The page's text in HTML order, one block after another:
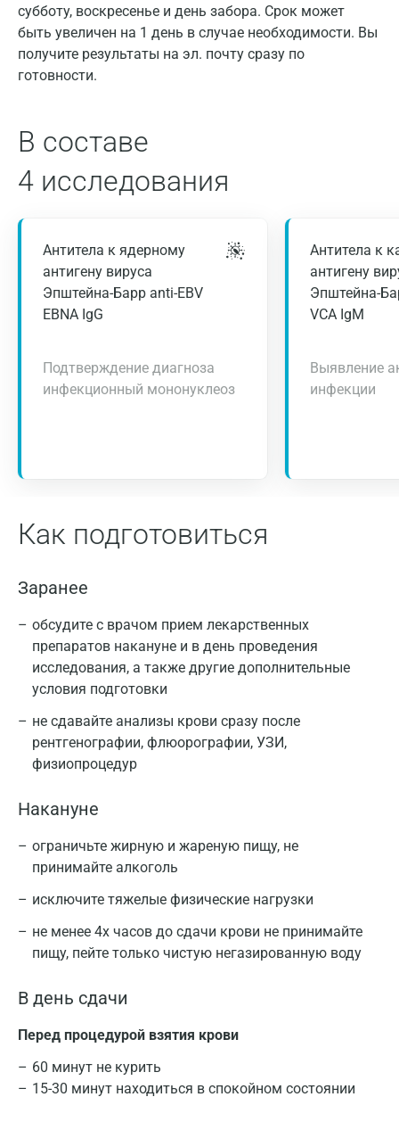
субботу, воскресенье и день забора. Срок может
быть увеличен на 1 день в случае необходимости. Вы
получите результаты на эл. почту сразу по
готовности.
В составе
4 исследования
Антитела к ядерному
антигену вируса
Эпштейна-Барр anti-EBV
EBNA IgG
Подтверждение диагноза
инфекционный мононуклеоз
Антитела к
антигену
Эпштейна-
VCA IgM
Выявление
инфекции
Как подготовиться
Заранее
обсудите с врачом прием лекарственных
препаратов накануне и в день проведения
исследования, а также другие дополнительные
условия подготовки
не сдавайте анализы крови сразу после
рентгенографии, флюорографии, УЗИ,
физиопроцедур
Накануне
ограничьте жирную и жареную пищу, не
принимайте алкоголь
исключите тяжелые физические нагрузки
не менее 4х часов до сдачи крови не принимайте
пищу, пейте только чистую негазированную воду
В день сдачи
Перед процедурой взятия крови
60 минут не курить
15-30 минут находиться в спокойном состоянии
При инфекционном мононуклеозе в общем
лейкоцитоз, СОЭ (скорость оседания
эритроцитов) повышена, при микроскопическом
исследовании лейкоцитарной формулы
увеличение количества лимфоцитов и
мононуклеары. Диагностическое значение имеет
наличие не менее 10-12% атипичных
мононуклеаров, хотя число этих клеток может